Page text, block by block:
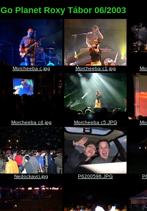
Go Planet Roxy Tábor 06/2003
Morcheeba c.jpg Morcheeba c1.jpg
Morcheeba c4.jpg Morcheeba c5.JPG
Nedockavci.jpg P6200596.JPG